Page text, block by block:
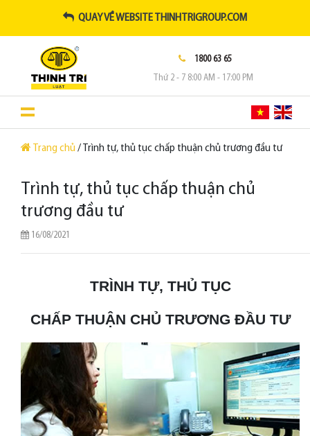
QUAY VỀ WEBSITE THINHTRIGROUP.COM
1800 63 65
Thứ 2 - 7 8:00 AM - 17:00 PM
Trang chủ / Trình tự, thủ tục chấp thuận chủ trương đầu tư
Trình tự, thủ tục chấp thuận chủ
trương đầu tư
16/08/2021
TRÌNH TỰ, THỦ TỤC
CHẤP THUẬN CHỦ TRƯƠNG ĐẦU TƯ